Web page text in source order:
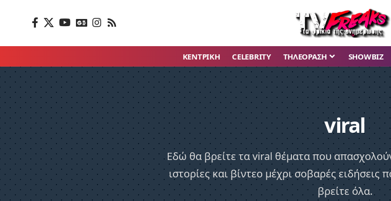
ΚΕΝΤΡΙΚΗ CELEBRITY ΤΗΛΕΟΡΑΣΗ SHOWBIZ
viral
Εδώ θα βρείτε τα viral θέματα που
ιστορίες και βίντεο μέχρι σοβαρές ειδήσεις
βρείτε όλα.